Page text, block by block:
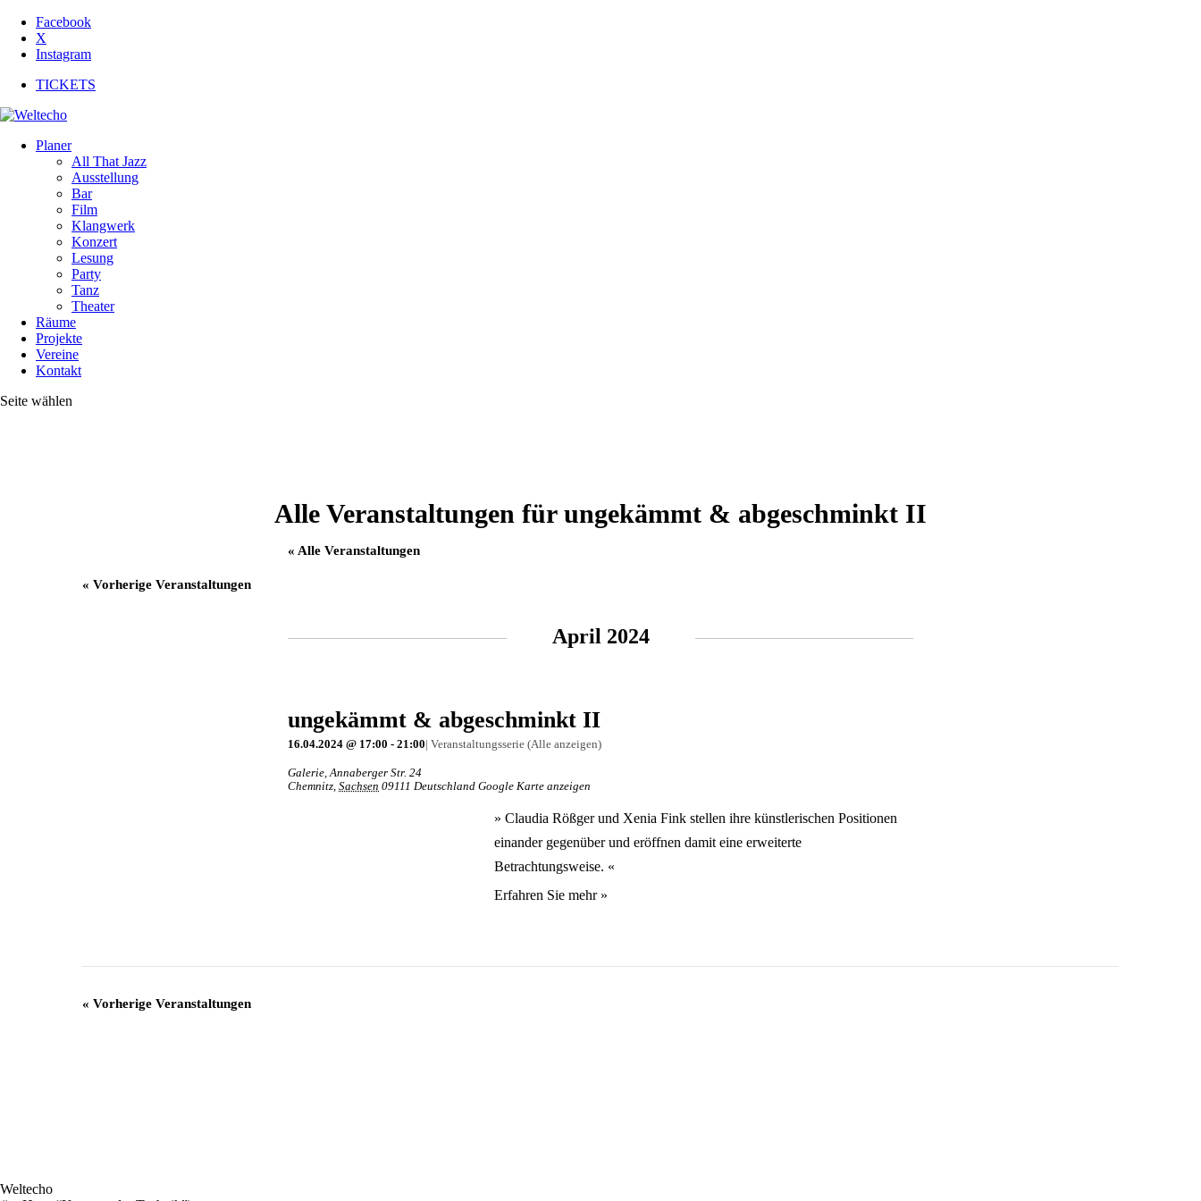
Facebook
X
Instagram
TICKETS
Planer
All That Jazz
Ausstellung
Bar
Film
Klangwerk
Konzert
Lesung
Party
Tanz
Theater
Räume
Projekte
Vereine
Kontakt
Seite wählen
Alle Veranstaltungen für ungekämmt & abgeschminkt II
« Alle Veranstaltungen
« Vorherige Veranstaltungen
April 2024
ungekämmt & abgeschminkt II
16.04.2024 @ 17:00 - 21:00| Veranstaltungsserie (Alle anzeigen)
Galerie,Annaberger Str. 24
Chemnitz, Sachsen 09111 Deutschland Google Karte anzeigen
» Claudia Rößger und Xenia Fink stellen ihre künstlerischen Positionen
einander gegenüber und eröffnen damit eine erweiterte
Betrachtungsweise. «
Erfahren Sie mehr »
« Vorherige Veranstaltungen
Weltecho